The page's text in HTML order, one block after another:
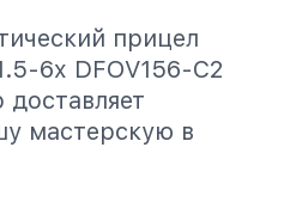
прицел
6x DFOV156-C2
мастерскую в